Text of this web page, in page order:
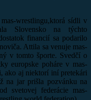
wrestlingu,ktorá sídli v
Slovensko na týchto
financií sa podarilo
Attila sa venuje mas-
v tomto športe. Svedčí o
europske poháre v mas-
ako aj niektorí iní pretekári
na jar prišla pozvánku na
svetovej federácie mas-